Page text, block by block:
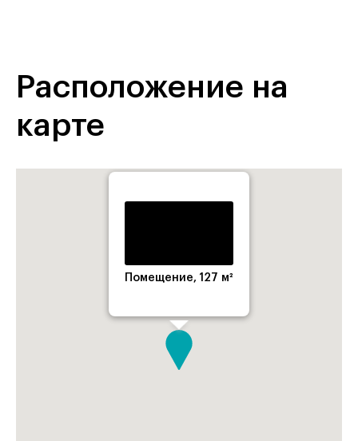
Расположение на
карте
Помещение, 127 м²